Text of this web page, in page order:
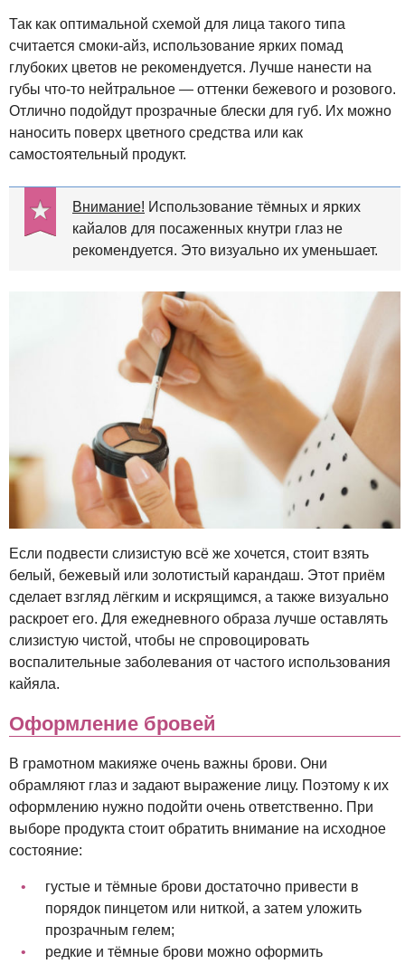
Так как оптимальной схемой для лица такого типа
считается смоки-айз, использование ярких помад
глубоких цветов не рекомендуется. Лучше нанести на
губы что-то нейтральное — оттенки бежевого и розового.
Отлично подойдут прозрачные блески для губ. Их можно
наносить поверх цветного средства или как
самостоятельный продукт.
Внимание! Использование тёмных и ярких
кайалов для посаженных кнутри глаз не
рекомендуется. Это визуально их уменьшает.
Если подвести слизистую всё же хочется, стоит взять
белый, бежевый или золотистый карандаш. Этот приём
сделает взгляд лёгким и искрящимся, а также визуально
раскроет его. Для ежедневного образа лучше оставлять
слизистую чистой, чтобы не спровоцировать
воспалительные заболевания от частого использования
кайяла.
Оформление бровей
В грамотном макияже очень важны брови. Они
обрамляют глаз и задают выражение лицу. Поэтому к их
оформлению нужно подойти очень ответственно. При
выборе продукта стоит обратить внимание на исходное
состояние:
густые и тёмные брови достаточно привести в
порядок пинцетом или ниткой, а затем уложить
прозрачным гелем;
редкие и тёмные брови можно оформить